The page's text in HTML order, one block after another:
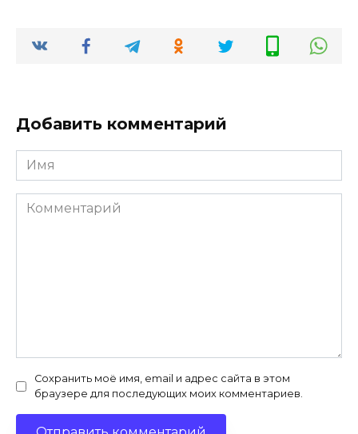
Добавить комментарий
Имя
*
Комментарий
Сохранить моё имя, email и адрес сайта в этом
браузере для последующих моих комментариев.